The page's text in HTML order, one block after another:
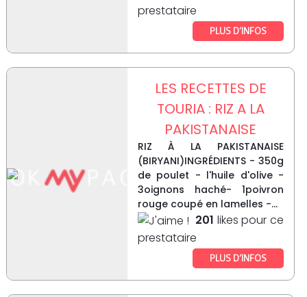
prestataire
PLUS D’INFOS
LES RECETTES DE
TOURIA : RIZ A LA
PAKISTANAISE
RIZ À LA PAKISTANAISE
(BIRYANI)INGRÉDIENTS - 350g
de poulet - l'huile d'olive -
3oignons haché- 1poivron
rouge coupé en lamelles -...
201 likes pour ce
prestataire
PLUS D’INFOS